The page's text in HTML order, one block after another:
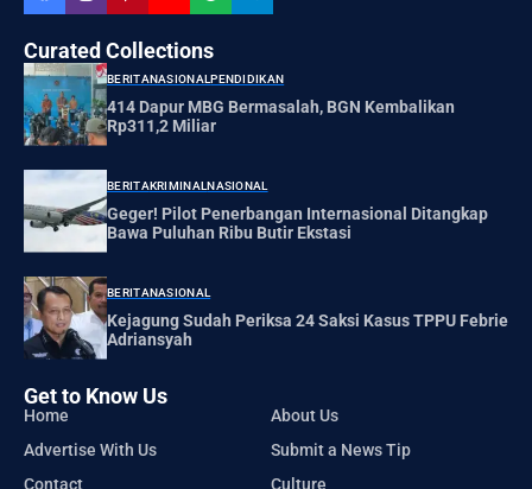
Curated Collections
BERITANASIONALPENDIDIKAN
414 Dapur MBG Bermasalah, BGN Kembalikan
Rp311,2 Miliar
BERITAKRIMINALNASIONAL
Geger! Pilot Penerbangan Internasional Ditangkap
Bawa Puluhan Ribu Butir Ekstasi
BERITANASIONAL
Kejagung Sudah Periksa 24 Saksi Kasus TPPU Febrie
Adriansyah
Get to Know Us
Home
About Us
Advertise With Us
Submit a News Tip
Contact
Culture